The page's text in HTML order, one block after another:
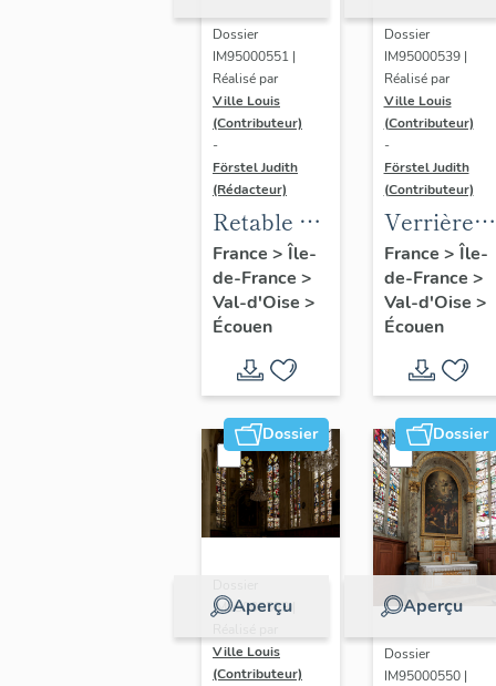
Dossier
IM95000551 |
Réalisé par
Ville Louis
(Contributeur)
-
Förstel Judith
(Rédacteur)
Retable de
la Vierge
France > Île-
de-France >
Val-d'Oise >
Écouen
Dossier
IM95000539 |
Réalisé par
Ville Louis
(Contributeur)
-
Förstel Judith
(Contributeur)
Verrière
de la baie
d'axe
France > Île-
de-France >
Val-d'Oise >
Écouen
Dossier
Aperçu
IM95000538 |
Ville Louis
(Contributeur)
Dossier
Aperçu
Dossier
IM95000550 |